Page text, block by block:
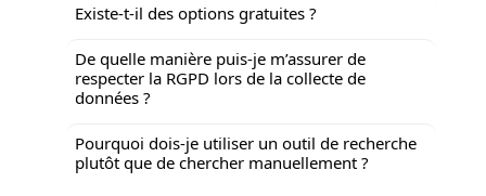
Existe-t-il des options gratuites ?
De quelle manière puis-je m’assurer de
respecter la RGPD lors de la collecte de
données ?
Pourquoi dois-je utiliser un outil de recherche
plutôt que de chercher manuellement ?